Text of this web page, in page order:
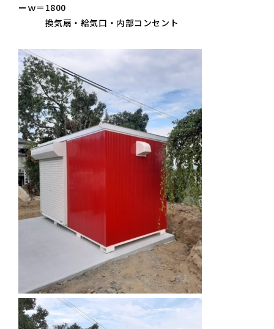
ーｗ＝1800
換気扇・給気口・内部コンセント